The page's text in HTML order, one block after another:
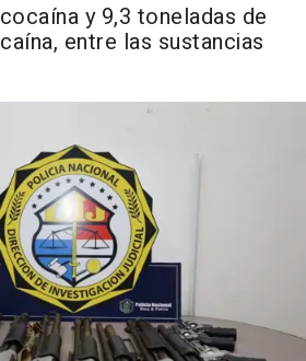
y 9,3 toneladas de
entre las sustancias